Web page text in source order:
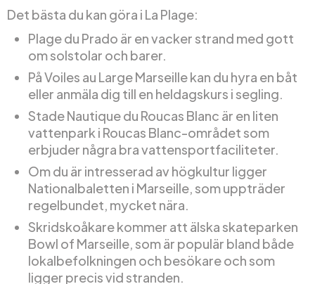
Det bästa du kan göra i La Plage:
Plage du Prado är en vacker strand med gott
om solstolar och barer.
På Voiles au Large Marseille kan du hyra en båt
eller anmäla dig till en heldagskurs i segling.
Stade Nautique du Roucas Blanc är en liten
vattenpark i Roucas Blanc-området som
erbjuder några bra vattensportfaciliteter.
Om du är intresserad av högkultur ligger
Nationalbaletten i Marseille, som uppträder
regelbundet, mycket nära.
Skridskoåkare kommer att älska skateparken
Bowl of Marseille, som är populär bland både
lokalbefolkningen och besökare och som
ligger precis vid stranden.